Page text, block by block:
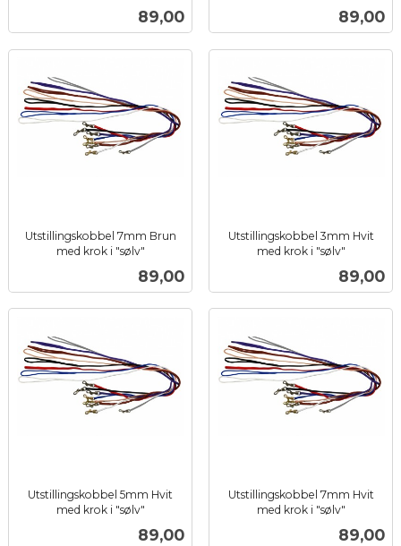
Pris
89,00 Pris
89,00
Utstillingskobbel 7mm Brun
med krok i "sølv"
Pris
89,00
Utstillingskobbel 3mm Hvit
med krok i "sølv"
Pris
89,00
Utstillingskobbel 5mm Hvit
med krok i "sølv"
Pris
89,00
Utstillingskobbel 7mm Hvit
med krok i "sølv"
Pris
89,00